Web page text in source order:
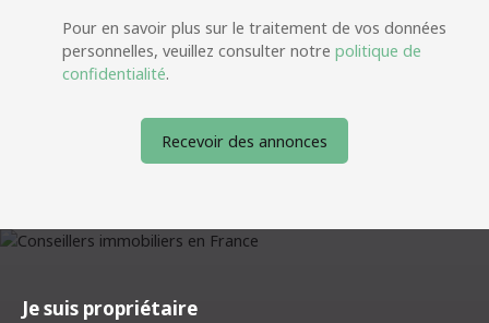
Pour en savoir plus sur le traitement de vos données
personnelles, veuillez consulter notre politique de
confidentialité.
Recevoir des annonces
Je suis propriétaire